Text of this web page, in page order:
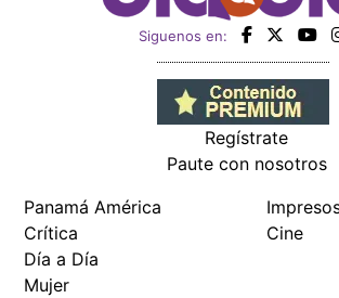
Siguenos en:
Regístrate
Paute con nosotros
Panamá América
Crítica
Día a Día
Mujer
Cine